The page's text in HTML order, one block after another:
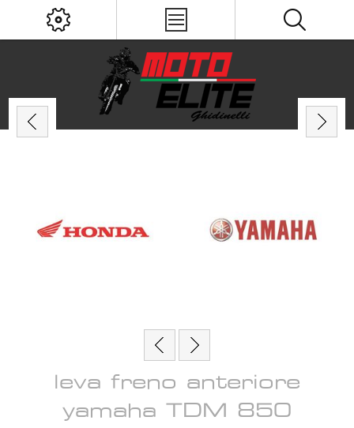
leva freno anteriore
yamaha TDM 850